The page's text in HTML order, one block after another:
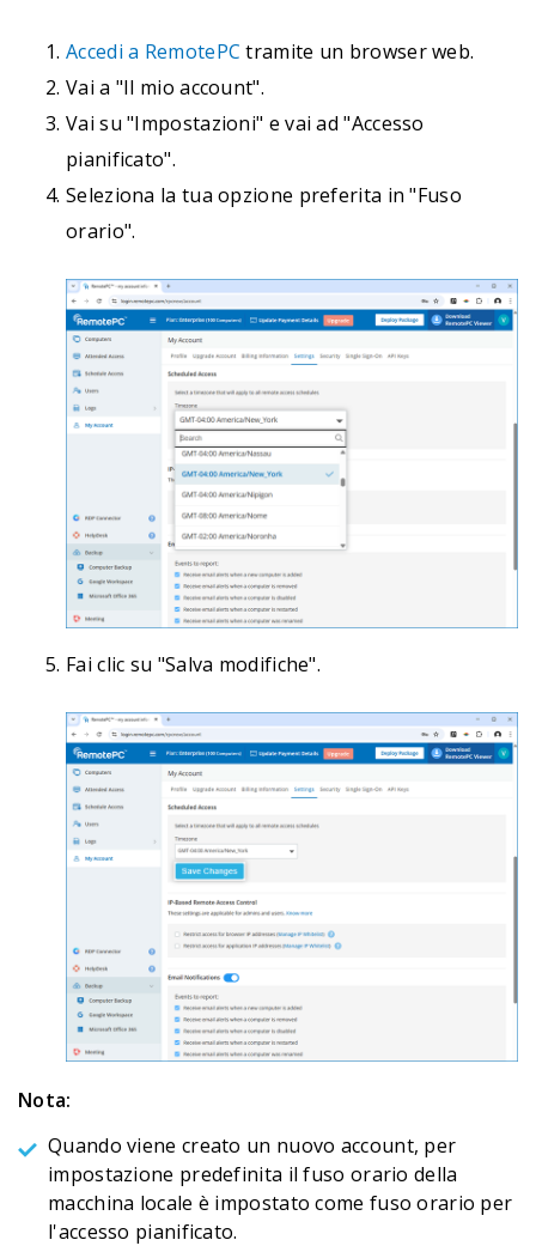
Accedi a RemotePC tramite un browser web.
Vai a "Il mio account".
Vai su "Impostazioni" e vai ad "Accesso
pianificato".
Seleziona la tua opzione preferita in "Fuso
orario".
Fai clic su "Salva modifiche".
Nota:
Quando viene creato un nuovo account, per
impostazione predefinita il fuso orario della
macchina locale è impostato come fuso orario per
l'accesso pianificato.